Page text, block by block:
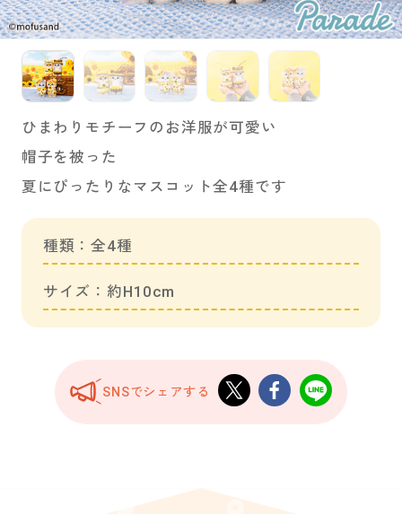
ひまわりモチーフのお洋服が可愛い
帽子を被った
夏にぴったりなマスコット全4種です
種類：全4種
サイズ：約H10cm
SNSでシェアする